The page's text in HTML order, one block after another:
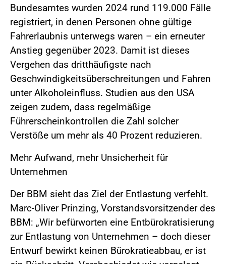
Bundesamtes wurden 2024 rund 119.000 Fälle
registriert, in denen Personen ohne gültige
Fahrerlaubnis unterwegs waren – ein erneuter
Anstieg gegenüber 2023. Damit ist dieses
Vergehen das dritthäufigste nach
Geschwindigkeitsüberschreitungen und Fahren
unter Alkoholeinfluss. Studien aus den USA
zeigen zudem, dass regelmäßige
Führerscheinkontrollen die Zahl solcher
Verstöße um mehr als 40 Prozent reduzieren.
Mehr Aufwand, mehr Unsicherheit für
Unternehmen
Der BBM sieht das Ziel der Entlastung verfehlt.
Marc-Oliver Prinzing, Vorstandsvorsitzender des
BBM: „Wir befürworten eine Entbürokratisierung
zur Entlastung von Unternehmen – doch dieser
Entwurf bewirkt keinen Bürokratieabbau, er ist